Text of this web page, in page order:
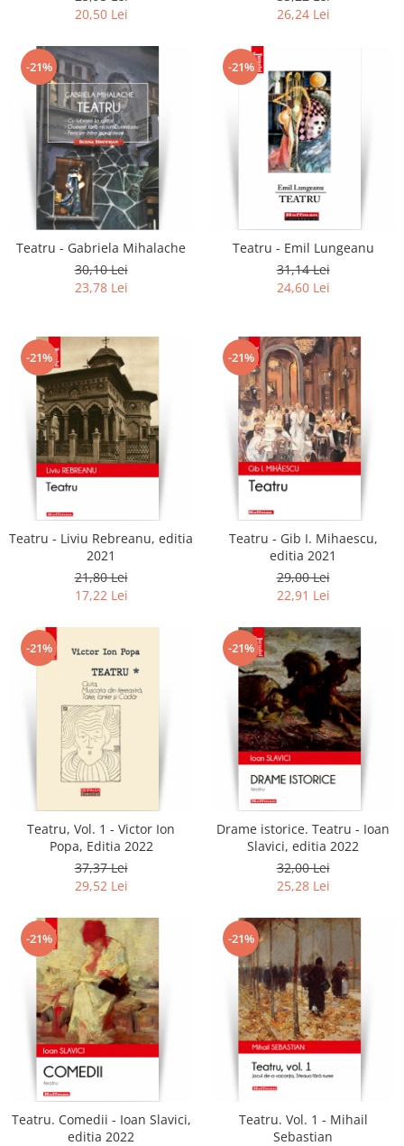
20,50 Lei
26,24 Lei
-21%
Teatru - Gabriela Mihalache
30,10 Lei
23,78 Lei
-21%
Teatru - Emil Lungeanu
31,14 Lei
24,60 Lei
-21%
Teatru - Liviu Rebreanu, editia
2021
21,80 Lei
17,22 Lei
-21%
Teatru - Gib I. Mihaescu,
editia 2021
29,00 Lei
22,91 Lei
-21%
Teatru, Vol. 1 - Victor Ion
Popa, Editia 2022
37,37 Lei
29,52 Lei
-21%
Drame istorice. Teatru - Ioan
Slavici, editia 2022
32,00 Lei
25,28 Lei
-21%
Teatru. Comedii - Ioan Slavici,
editia 2022
-21%
Teatru. Vol. 1 - Mihail
Sebastian